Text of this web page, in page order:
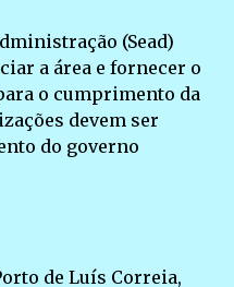
(Sead)
a área e fornecer o
o cumprimento da
devem ser
do governo
de Luís Correia,